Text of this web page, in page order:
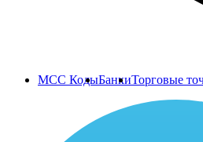
MCC КодыБанкиТорговые